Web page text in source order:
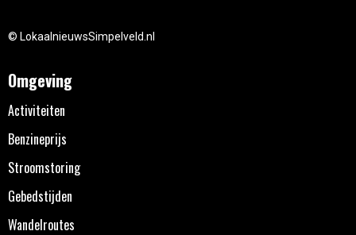
© LokaalnieuwsSimpelveld.nl
Omgeving
Activiteiten
Benzineprijs
Stroomstoring
Gebedstijden
Wandelroutes